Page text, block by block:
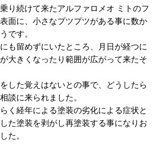
り続けて来たアルファロメオ ミトのフ
面に、小さなプツプツがある事に数か
です。
も留めずにいたところ、月日が経つに
大きくなったり範囲が広がって来たそ
した覚えはないとの事で、どうしたら
談に来られました。
く経年による塗装の劣化による症状と
た塗装を剥がし再塗装する事になりお
た。